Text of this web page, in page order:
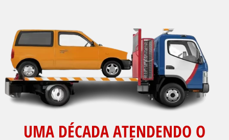
UMA DÉCADA ATENDENDO O